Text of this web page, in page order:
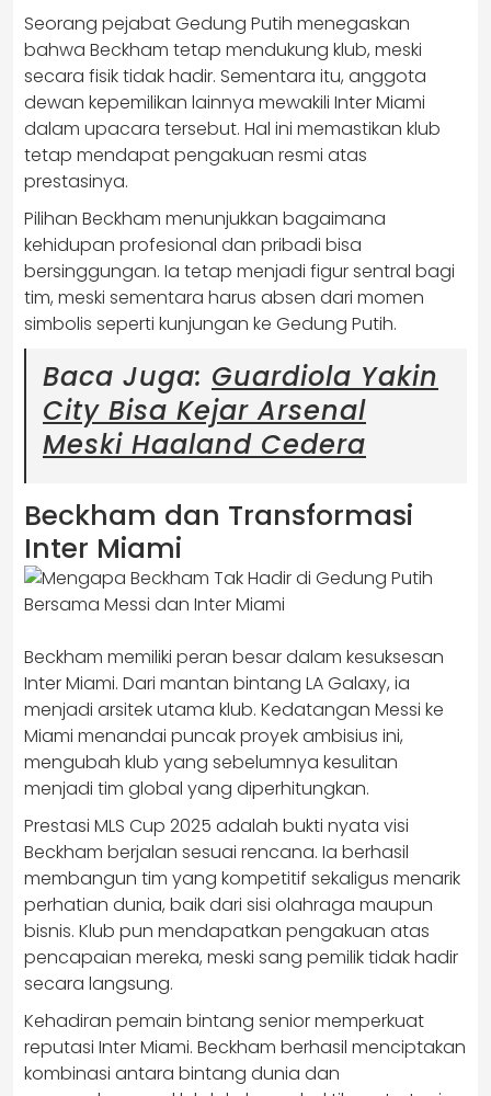
Seorang pejabat Gedung Putih menegaskan
bahwa Beckham tetap mendukung klub, meski
secara fisik tidak hadir. Sementara itu, anggota
dewan kepemilikan lainnya mewakili Inter Miami
dalam upacara tersebut. Hal ini memastikan klub
tetap mendapat pengakuan resmi atas
prestasinya.
Pilihan Beckham menunjukkan bagaimana
kehidupan profesional dan pribadi bisa
bersinggungan. Ia tetap menjadi figur sentral bagi
tim, meski sementara harus absen dari momen
simbolis seperti kunjungan ke Gedung Putih.
Baca Juga: Guardiola Yakin
City Bisa Kejar Arsenal
Meski Haaland Cedera
Beckham dan Transformasi
Inter Miami
Beckham memiliki peran besar dalam kesuksesan
Inter Miami. Dari mantan bintang LA Galaxy, ia
menjadi arsitek utama klub. Kedatangan Messi ke
Miami menandai puncak proyek ambisius ini,
mengubah klub yang sebelumnya kesulitan
menjadi tim global yang diperhitungkan.
Prestasi MLS Cup 2025 adalah bukti nyata visi
Beckham berjalan sesuai rencana. Ia berhasil
membangun tim yang kompetitif sekaligus menarik
perhatian dunia, baik dari sisi olahraga maupun
bisnis. Klub pun mendapatkan pengakuan atas
pencapaian mereka, meski sang pemilik tidak hadir
secara langsung.
Kehadiran pemain bintang senior memperkuat
reputasi Inter Miami. Beckham berhasil menciptakan
kombinasi antara bintang dunia dan